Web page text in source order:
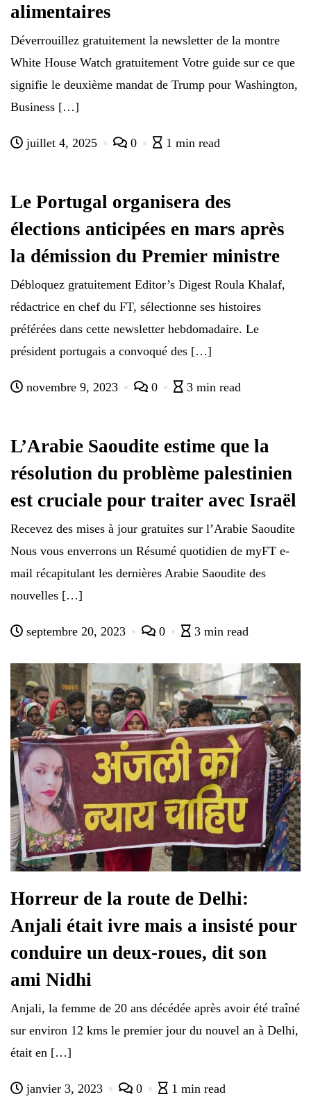
alimentaires
Déverrouillez gratuitement la newsletter de la montre
White House Watch gratuitement Votre guide sur ce que
signifie le deuxième mandat de Trump pour Washington,
Business […]
juillet 4, 2025 0 1 min read
Le Portugal organisera des
élections anticipées en mars après
la démission du Premier ministre
Débloquez gratuitement Editor’s Digest Roula Khalaf,
rédactrice en chef du FT, sélectionne ses histoires
préférées dans cette newsletter hebdomadaire. Le
président portugais a convoqué des […]
novembre 9, 2023 0 3 min read
L’Arabie Saoudite estime que la
résolution du problème palestinien
est cruciale pour traiter avec Israël
Recevez des mises à jour gratuites sur l’Arabie Saoudite
Nous vous enverrons un Résumé quotidien de myFT e-
mail récapitulant les dernières Arabie Saoudite des
nouvelles […]
septembre 20, 2023 0 3 min read
Horreur de la route de Delhi:
Anjali était ivre mais a insisté pour
conduire un deux-roues, dit son
ami Nidhi
Anjali, la femme de 20 ans décédée après avoir été traîné
sur environ 12 kms le premier jour du nouvel an à Delhi,
était en […]
janvier 3, 2023 0 1 min read